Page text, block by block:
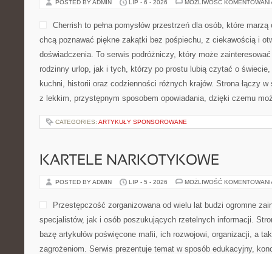
POSTED BY ADMIN LIP - 6 - 2026 MOŻLIWOŚĆ
Cherrish to pełna pomysłów przestrzeń dla osób, które
chcą poznawać piękne zakątki bez pośpiechu, z ciekawością i
doświadczenia. To serwis podróżniczy, który może
rodzinny urlop, jak i tych, którzy po prostu lubią czytać o
kuchni, historii oraz codzienności różnych krajów. Strona łączy
z lekkim, przystępnym sposobem opowiadania, dzięki czemu
CATEGORIES: ARTYKUŁY SPONSOROWANE
KARTELE NARKOTYKOWE
POSTED BY ADMIN LIP - 5 - 2026 MOŻLIWOŚĆ
Przestępczość zorganizowana od wielu lat budzi ogromne
specjalistów, jak i osób poszukujących rzetelnych informacji.
bazę artykułów poświęcone mafii, ich rozwojowi, organizacji, a
zagrożeniom. Serwis prezentuje temat w sposób edukacyjny,